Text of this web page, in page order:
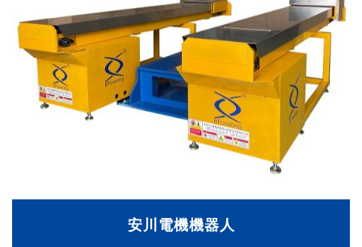
安川電機機器人